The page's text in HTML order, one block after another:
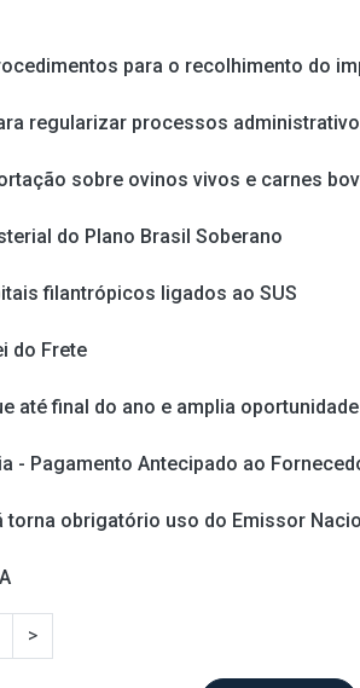
para o recolhimento do
regularizar processos
sobre ovinos vivos e carnes
do Plano Brasil Soberano
filantrópicos ligados ao SUS
do Frete
até final do ano e amplia
- Pagamento Antecipado ao
torna obrigatório uso do Emissor
>